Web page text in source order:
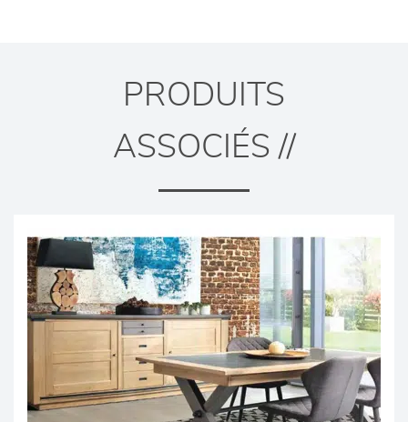
PRODUITS
ASSOCIÉS //